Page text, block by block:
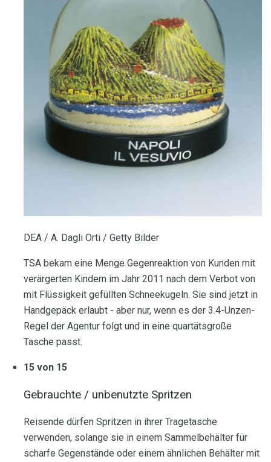
DEA / A. Dagli Orti / Getty Bilder
TSA bekam eine Menge Gegenreaktion von Kunden mit
verärgerten Kindern im Jahr 2011 nach dem Verbot von
mit Flüssigkeit gefüllten Schneekugeln. Sie sind jetzt in
Handgepäck erlaubt - aber nur, wenn es der 3.4-Unzen-
Regel der Agentur folgt und in eine quartätsgroße
Tasche passt.
15 von 15
Gebrauchte / unbenutzte Spritzen
Reisende dürfen Spritzen in ihrer Tragetasche
verwenden, solange sie in einem Sammelbehälter für
scharfe Gegenstände oder einem ähnlichen Behälter mit